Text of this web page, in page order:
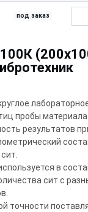
под заказ
пробы
результатов
в
сит с
точности